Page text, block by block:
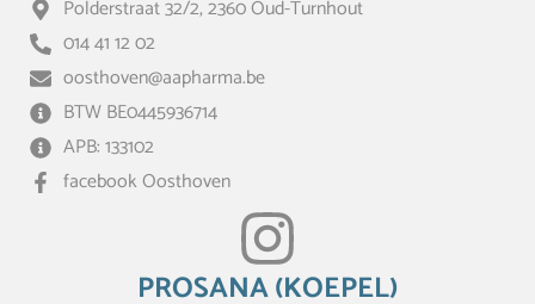
Polderstraat 32/2, 2360 Oud-Turnhout
014 41 12 02
oosthoven@aapharma.be
BTW BE0445936714
APB: 133102
facebook Oosthoven
PROSANA (KOEPEL)